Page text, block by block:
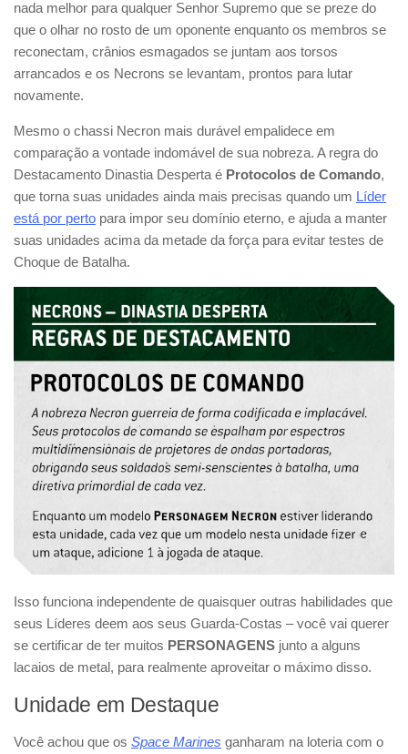
nada melhor para qualquer Senhor Supremo que se preze do
que o olhar no rosto de um oponente enquanto os membros se
reconectam, crânios esmagados se juntam aos torsos
arrancados e os Necrons se levantam, prontos para lutar
novamente.
Mesmo o chassi Necron mais durável empalidece em
comparação a vontade indomável de sua nobreza. A regra do
Destacamento Dinastia Desperta é Protocolos de Comando,
que torna suas unidades ainda mais precisas quando um Líder
está por perto para impor seu domínio eterno, e ajuda a manter
suas unidades acima da metade da força para evitar testes de
Choque de Batalha.
Isso funciona independente de quaisquer outras habilidades que
seus Líderes deem aos seus Guarda-Costas – você vai querer
se certificar de ter muitos PERSONAGENS junto a alguns
lacaios de metal, para realmente aproveitar o máximo disso.
Unidade em Destaque
Você achou que os Space Marines ganharam na loteria com o